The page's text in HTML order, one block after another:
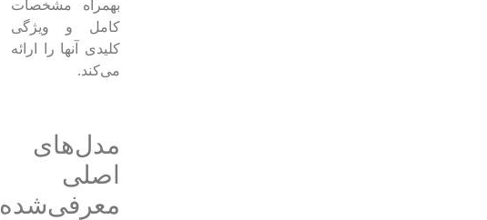
بهمراه مشخصات
کامل و ویژگی
کلیدی آنها را ارائه
می‌کند.
مدل‌های
اصلی
معرفی‌شده